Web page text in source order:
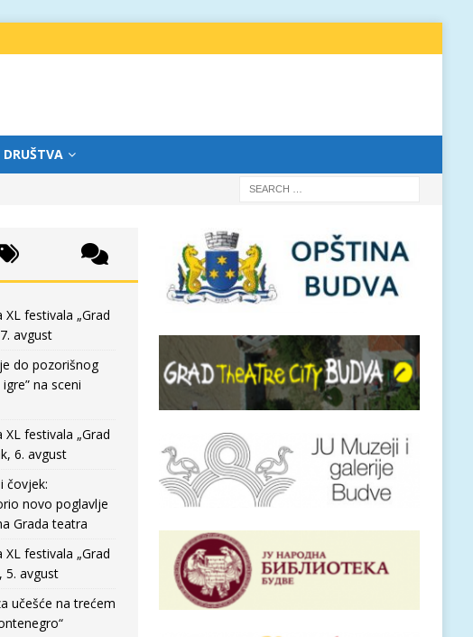
DRUŠTVA
festivala „Grad
avgust
do pozorišnog
na sceni
festivala „Grad
6. avgust
čovjek:
novo poglavlje
Grada teatra
festivala „Grad
5. avgust
učešće na trećem